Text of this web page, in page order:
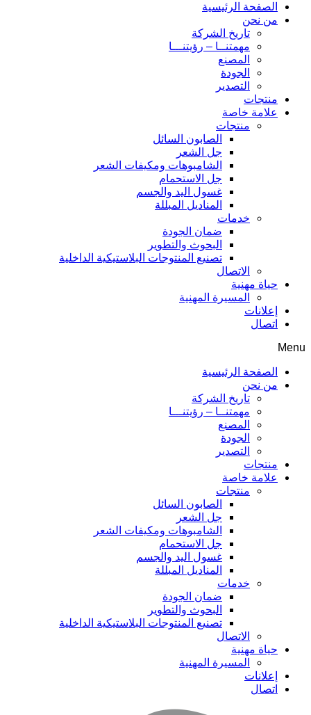
الصفحة الرئيسية
من نحن
تاريخ الشركة
مهمتنــا – رؤيتنـــا
المصنع
الجودة
التصدير
منتجات
علامة خاصة
منتجات
الصابون السائل
جل الشعر
الشامبوهات ومكيفات الشعر
جل الاستحمام
غسول اليد والجسم
المناديل المبللة
خدمات
ضمان الجودة
البحوث والتطوير
تصنيع المنتوجات البلاستيكية الداخلية
الاتصال
حياة مهنية
المسيرة المهنية
إعلانات
اتصال
Menu
الصفحة الرئيسية
من نحن
تاريخ الشركة
مهمتنــا – رؤيتنـــا
المصنع
الجودة
التصدير
منتجات
علامة خاصة
منتجات
الصابون السائل
جل الشعر
الشامبوهات ومكيفات الشعر
جل الاستحمام
غسول اليد والجسم
المناديل المبللة
خدمات
ضمان الجودة
البحوث والتطوير
تصنيع المنتوجات البلاستيكية الداخلية
الاتصال
حياة مهنية
المسيرة المهنية
إعلانات
اتصال